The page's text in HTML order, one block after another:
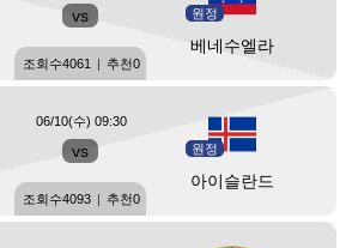
vs 원정
베네수엘라
조회수4061 | 추천0
vs 원정
아이슬란드
06/10(수) 09:30
조회수4093 | 추천0